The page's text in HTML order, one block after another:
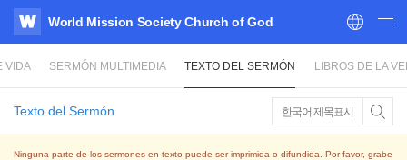
WATV
World Mission Society Church of God
VIDA SERMÓN MULTIMEDIA TEXTO DEL SERMÓN LIBROS DE LA
Texto del Sermón 한국어 제목표시
Ninguna parte de los sermones en texto puede ser imprimida o difundida. Por favor, grabe